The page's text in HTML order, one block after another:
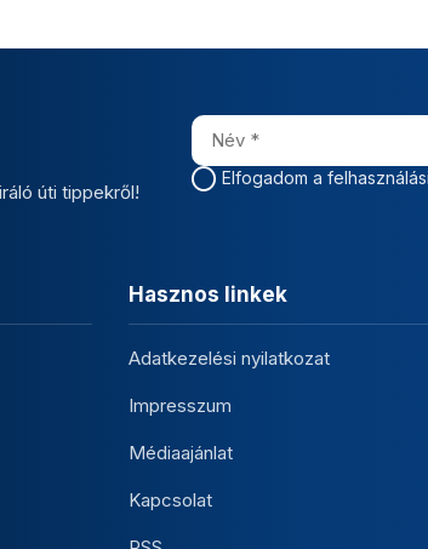
úti tippekről!
Elfogadom a
Hasznos linkek
Adatkezelési nyilatkozat
Impresszum
Médiaajánlat
Kapcsolat